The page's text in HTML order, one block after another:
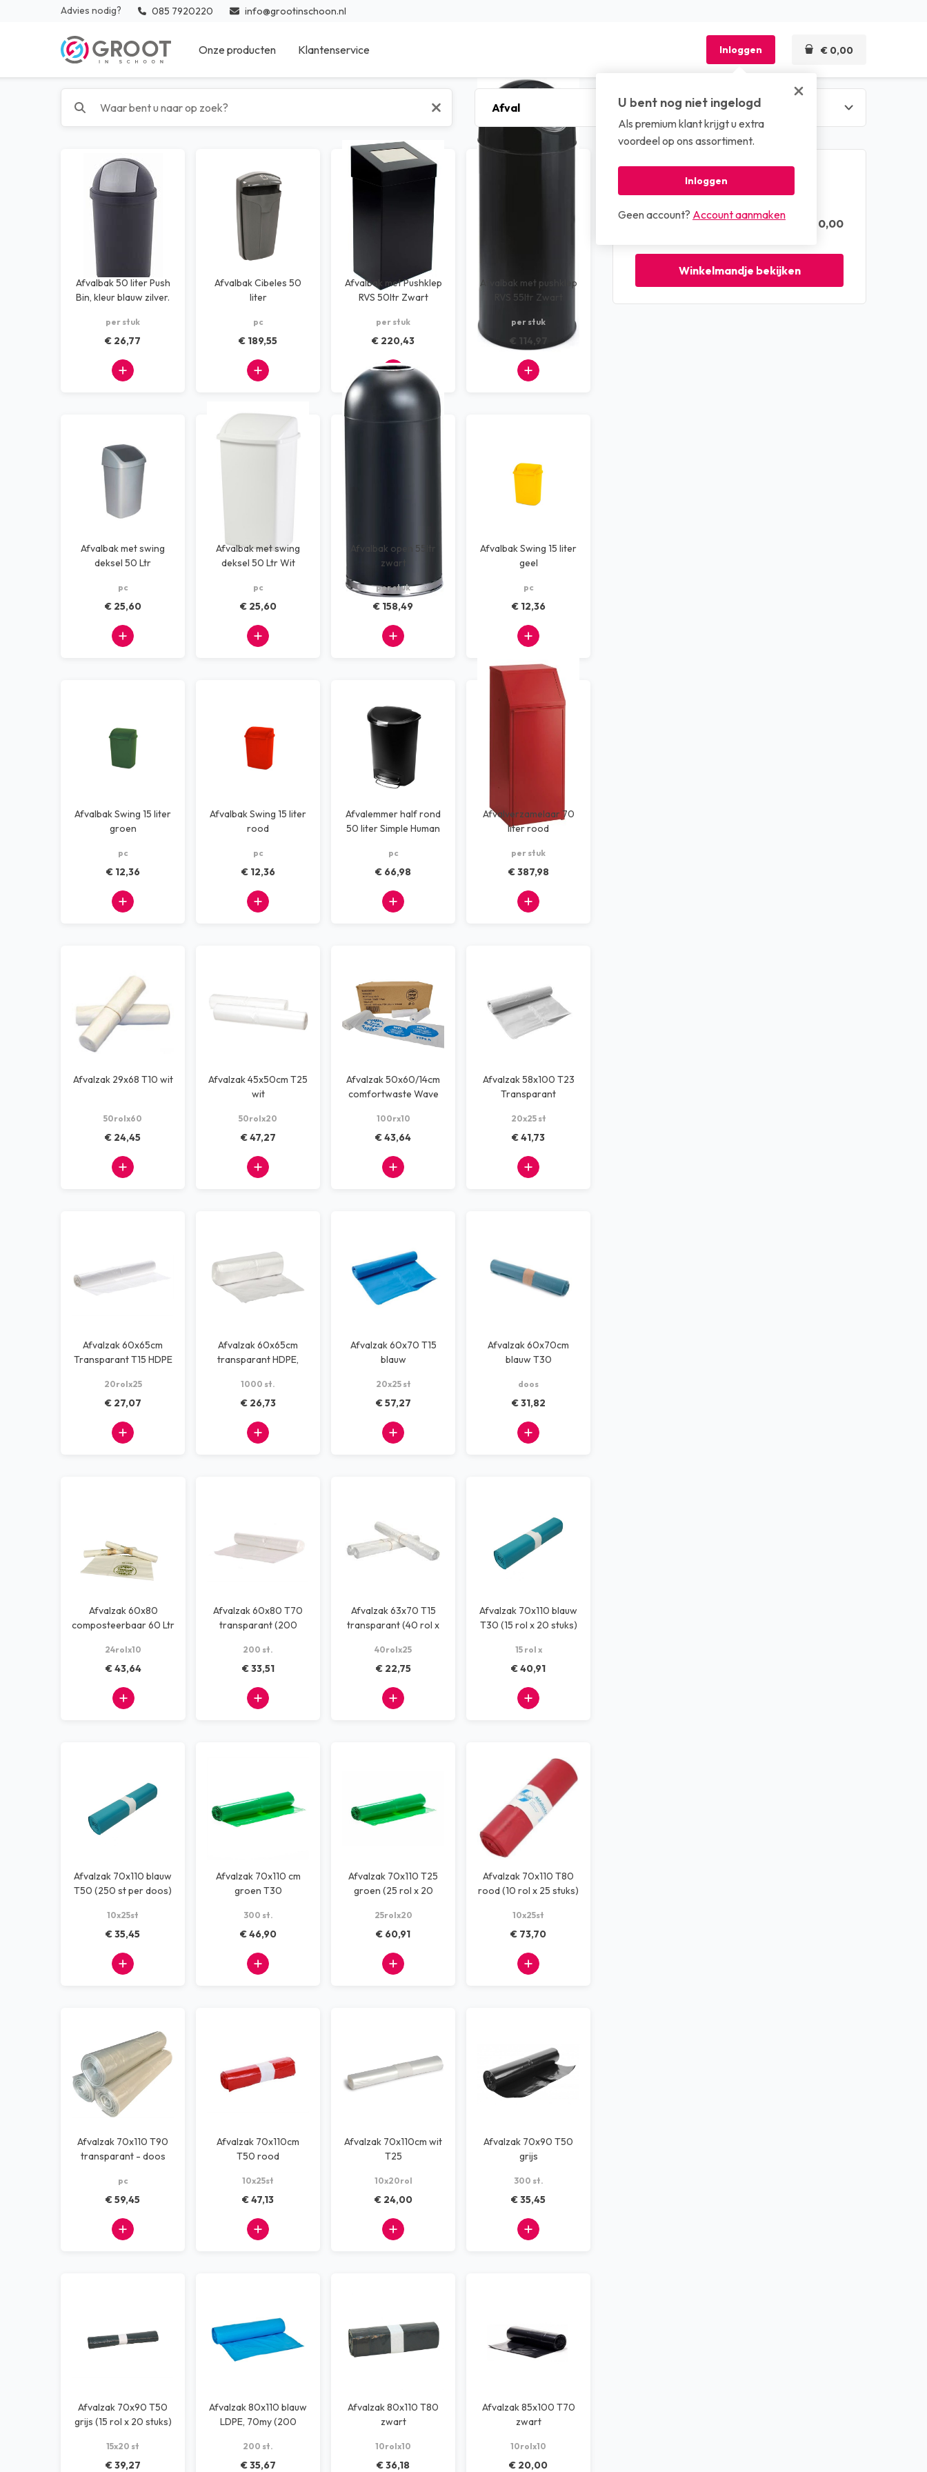
Advies nodig? 085 7920220 info@grootinschoon.nl
Onze producten
Reinigingsmiddelen
Medische desinfectie en
Sanitaire artikelen
Reinigingsmaterialen
Afval
Glazenwasser materialen
Beschermingsmiddelen
Bedrijfskleding
Dispensers
Machines
Alle producten
Sanitair reinigingsmiddelen
Vloer Reinigingsmiddelen Specialistische reinigingsmiddelen
Keuken reinigingsmiddelen Was- en afwasmiddel
Medische reinigingsmiddelen
Zwembad reinigingsmiddelen
Klantenservice Inloggen
U bent nog niet ingelogd
Als premium klant krijgt u extra
voordeel op ons assortiment.
Inloggen
Geen account? Account aanmaken
€ 0,00
Afvalbak 50 liter Push
Bin, kleur blauw zilver.
per stuk
€ 26,77
Afvalbak Cibeles 50
liter
pc
€ 189,55
Afvalbak met Pushklep
RVS 50ltr Zwart
per stuk
€ 220,43
Afvalbak met pushklep
RVS 55ltr Zwart
per stuk
€ 114,97
Afvalbak met swing
deksel 50 Ltr
pc
€ 25,60
Afvalbak met swing
deksel 50 Ltr Wit
pc
€ 25,60
Afvalbak open 55ltr
zwart
per stuk
€ 158,49
Afvalbak Swing 15 liter
geel
pc
€ 12,36
Afvalbak Swing 15 liter
groen
pc
€ 12,36
Afvalbak Swing 15 liter
rood
pc
€ 12,36
Afvalemmer half rond
50 liter Simple Human
pc
€ 66,98
Afvalverzamelaar 70
liter rood
per stuk
€ 387,98
Afvalzak 29x68 T10 wit
50rolx60
€ 24,45
Afvalzak 45x50cm T25
wit
50rolx20
€ 47,27
Afvalzak 50x60/14cm
comfortwaste Wave
100rx10
€ 43,64
Afvalzak 58x100 T23
Transparant
20x25 st
€ 41,73
Afvalzak 60x65cm
Transparant T15 HDPE
20rolx25
€ 27,07
Afvalzak 60x65cm
transparant HDPE,
1000 st.
€ 26,73
Afvalzak 60x70 T15
blauw
20x25 st
€ 57,27
Afvalzak 60x70cm
blauw T30
doos
€ 31,82
Afvalzak 60x80
composteerbaar 60 Ltr
24rolx10
€ 43,64
Afvalzak 60x80 T70
transparant (200
200 st.
€ 33,51
Afvalzak 63x70 T15
transparant (40 rol x
40rolx25
€ 22,75
Afvalzak 70x110 blauw
T30 (15 rol x 20 stuks)
15 rol x
€ 40,91
Afvalzak 70x110 blauw
T50 (250 st per doos)
10x25st
€ 35,45
Afvalzak 70x110 cm
groen T30
300 st.
€ 46,90
Afvalzak 70x110 T25
groen (25 rol x 20
25rolx20
€ 60,91
Afvalzak 70x110 T80
rood (10 rol x 25 stuks)
10x25st
€ 73,70
Afvalzak 70x110 T90
transparant - doos
pc
€ 59,45
Afvalzak 70x110cm
T50 rood
(25rolx10stuks)
10x25st
€ 47,13
Afvalzak 70x110cm wit
T25
10x20rol
€ 24,00
Afvalzak 70x90 T50
grijs
300 st.
€ 35,45
Afvalzak 70x90 T50
grijs (15 rol x 20 stuks)
15x20 st
€ 39,27
Afvalzak 80x110 blauw
LDPE, 70my (200
200 st.
€ 35,67
Afvalzak 80x110 T80
zwart
10rolx10
€ 36,18
Afvalzak 85x100 T70
zwart
10rolx10
€ 20,00
Winkelmandje
Totaal (excl. btw) € 0,00
Winkelmandje bekijken